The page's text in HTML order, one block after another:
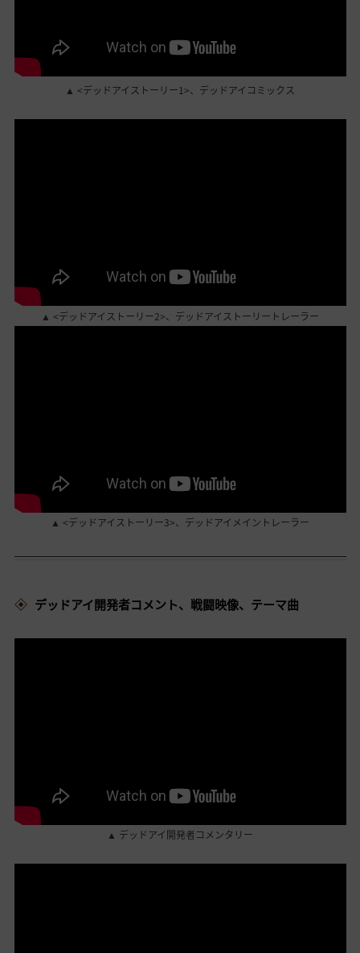
▲ <デッドアイストーリー1>、デッドアイコミックス
▲ <デッドアイストーリー2>、デッドアイストーリートレーラー
▲ <デッドアイストーリー3>、デッドアイメイントレーラー
デッドアイ開発者コメント、戦闘映像、テーマ曲
▲ デッドアイ開発者コメンタリー